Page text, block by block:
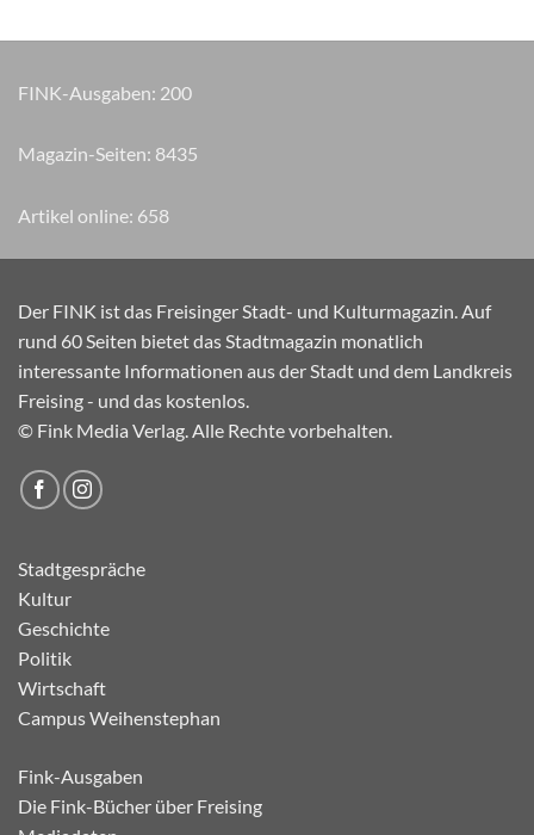
FINK-Ausgaben: 200
Magazin-Seiten: 9595
Artikel online: 658
Der FINK ist das Freisinger Stadt- und Kulturmagazin. Auf
rund 60 Seiten bietet das Stadtmagazin monatlich
interessante Informationen aus der Stadt und dem Landkreis
Freising - und das kostenlos.
© Fink Media Verlag. Alle Rechte vorbehalten.
Stadtgespräche
Kultur
Geschichte
Politik
Wirtschaft
Campus Weihenstephan
Fink-Ausgaben
Die Fink-Bücher über Freising